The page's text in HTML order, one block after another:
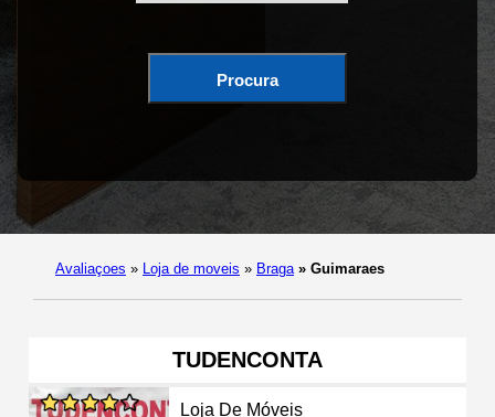
Procura
Avaliaçoes » Loja de moveis » Braga » Guimaraes
TUDENCONTA
Loja De Móveis